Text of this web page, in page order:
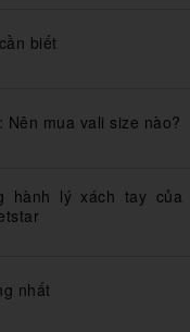
biết
mua vali size nào?
hành lý xách tay của
nhất